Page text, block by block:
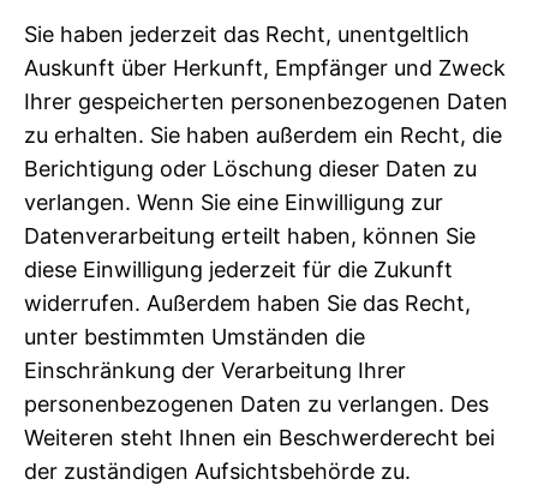
Sie haben jederzeit das Recht, unentgeltlich
Auskunft über Herkunft, Empfänger und Zweck
Ihrer gespeicherten personenbezogenen Daten
zu erhalten. Sie haben außerdem ein Recht, die
Berichtigung oder Löschung dieser Daten zu
verlangen. Wenn Sie eine Einwilligung zur
Datenverarbeitung erteilt haben, können Sie
diese Einwilligung jederzeit für die Zukunft
widerrufen. Außerdem haben Sie das Recht,
unter bestimmten Umständen die
Einschränkung der Verarbeitung Ihrer
personenbezogenen Daten zu verlangen. Des
Weiteren steht Ihnen ein Beschwerderecht bei
der zuständigen Aufsichtsbehörde zu.